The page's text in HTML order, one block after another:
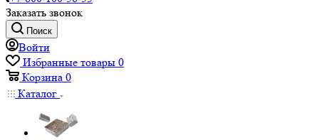
Заказать звонок
Поиск
Войти
Избранные товары 0
Корзина 0
Каталог